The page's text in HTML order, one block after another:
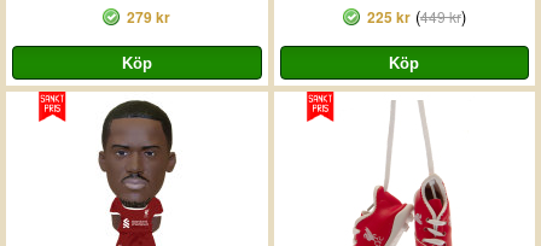
279 kr 225 kr(449 kr)